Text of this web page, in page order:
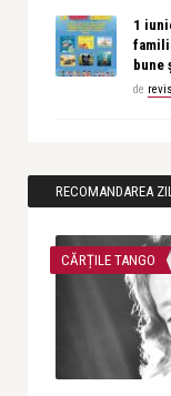
1
bune
de
RECOMANDAREA
CĂRȚILE TANGO